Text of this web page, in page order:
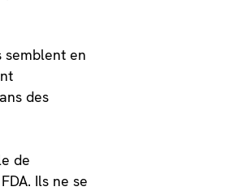
semblent en
des
de
Ils ne se